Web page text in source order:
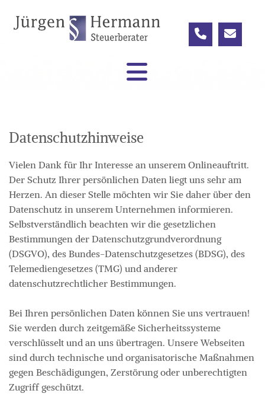
Datenschutzhinweise
Vielen Dank für Ihr Interesse an unserem Onlineauftritt.
Der Schutz Ihrer persönlichen Daten liegt uns sehr am
Herzen. An dieser Stelle möchten wir Sie daher über den
Datenschutz in unserem Unternehmen informieren.
Selbstverständlich beachten wir die gesetzlichen
Bestimmungen der Datenschutzgrundverordnung
(DSGVO), des Bundes-Datenschutzgesetzes (BDSG), des
Telemediengesetzes (TMG) und anderer
datenschutzrechtlicher Bestimmungen.
Bei Ihren persönlichen Daten können Sie uns vertrauen!
Sie werden durch zeitgemäße Sicherheitssysteme
verschlüsselt und an uns übertragen. Unsere Webseiten
sind durch technische und organisatorische Maßnahmen
gegen Beschädigungen, Zerstörung oder unberechtigten
Zugriff geschützt.